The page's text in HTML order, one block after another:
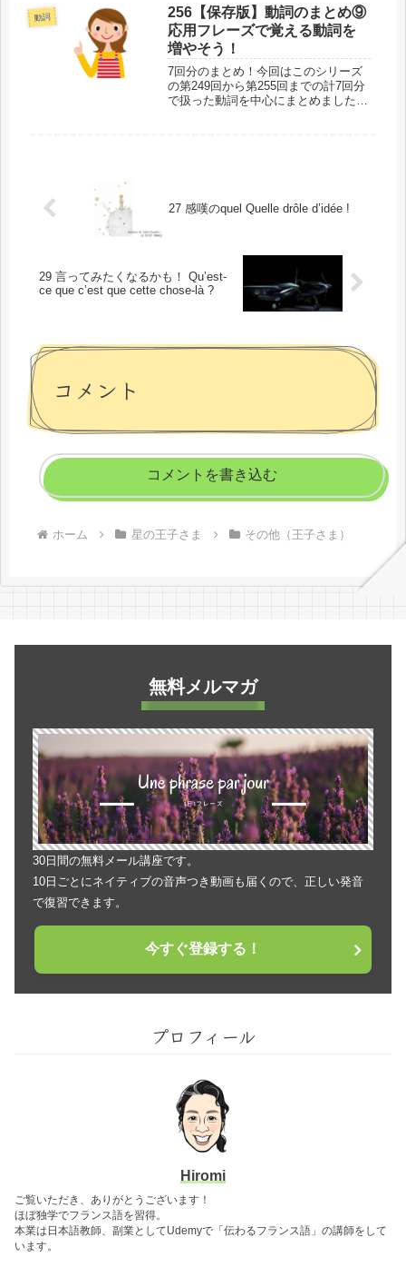
るので、ご紹介します。このフレーズ
の場所と背景では、単語に入る前に、
今...
動詞
256【保存版】動詞のまとめ⑨
応用フレーズで覚える動詞を
増やそう！
7回分のまとめ！今回はこのシリーズ
の第249回から第255回までの計7回分
で扱った動詞を中心にまとめました。
27 感嘆のquel Quelle drôle d’idée !
29 言ってみたくなるかも！ Qu’est-
ce que c’est que cette chose-là ?
コメント
コメントを書き込む
ホーム 星の王子さま その他（王子さま）
無料メルマガ
30日間の無料メール講座です。
10日ごとにネイティブの音声つき動画も届くので、正しい発音
で復習できます。
今すぐ登録する！
プロフィール
Hiromi
ご覧いただき、ありがとうございます！
ほぼ独学でフランス語を習得。
本業は日本語教師、副業としてUdemyで「伝わるフランス語」の講師をして
います。